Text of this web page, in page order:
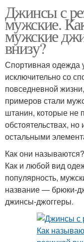
Джинсы с
мужские.
мужские
внизу?
Спортивная одежда
исключительно со
повседневной
примеров стали
штанин, которые не
обстоятельствах,
остальными
Как они называются?
Как и любой вид
популярность,
название — брюки-
джинсы-джоггеры.